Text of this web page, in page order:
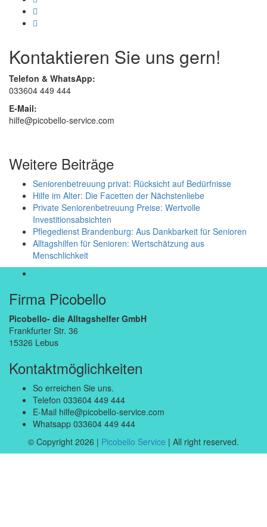
Kontaktieren Sie uns gern!
Telefon & WhatsApp:
033604 449 444
E-Mail:
hilfe@picobello-service.com
Weitere Beiträge
Seniorenbetreuung privat: Rücksicht auf Bedürfnisse
Hilfe im Alter: Die Facetten der Nächstenliebe
Private Seniorenbetreuung Preise: Wertvolle
Investitionsabsichten
Pflegedienst Brandenburg: Aus Dankbarkeit für Senioren
Alltagshilfen für Senioren: Wertschätzung aus
Menschlichkeit
Firma Picobello
Picobello- die Alltagshelfer GmbH
Frankfurter Str. 36
15326 Lebus
Kontaktmöglichkeiten
So erreichen Sie uns.
Telefon 033604 449 444
E-Mail hilfe@picobello-service.com
Whatsapp 033604 449 444
© Copyright 2026 | Picobello Service | All right reserved.